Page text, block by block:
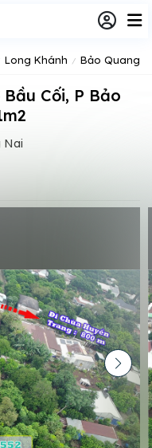
Long Khánh Bảo Quang
Nai